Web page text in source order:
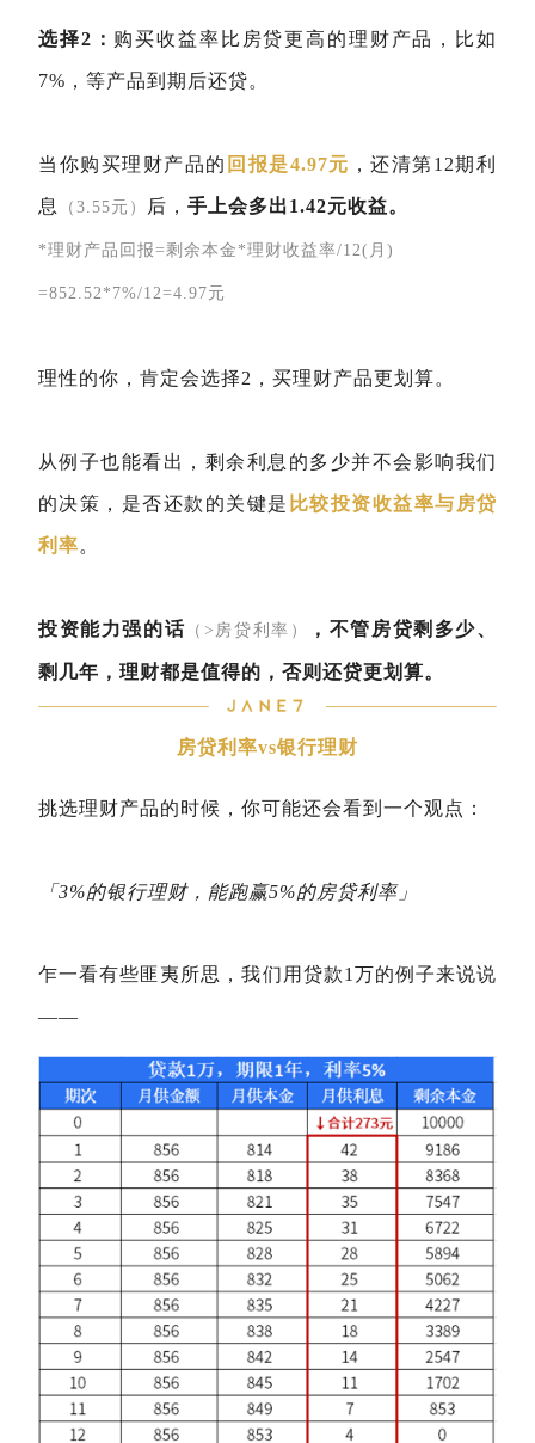
选择2： 购买收益率比房贷更高的理财产品，比如
7%，等产品到期后还贷。
当你购买理财产品的 回报是4.97元 ，还清第12期利
息 （3.55元） 后， 手上会多出1.42元收益。
*理财产品回报=剩余本金*理财收益率/12(月)
=852.52*7%/12=4.97元
理性的你，肯定会选择2，买理财产品更划算。
从例子也能看出，剩余利息的多少并不会影响我们
的决策，是否还款的关键是 比较投资收益率与房贷
利率。
投资能力强的话 （>房贷利率） ，不管房贷剩多少、
剩几年，理财都是值得的，否则还贷更划算。
房贷利率vs银行理财
挑选理财产品的时候，你可能还会看到一个观点：
「3%的银行理财，能跑赢5%的房贷利率」
乍一看有些匪夷所思，我们用贷款1万的例子来说说
——